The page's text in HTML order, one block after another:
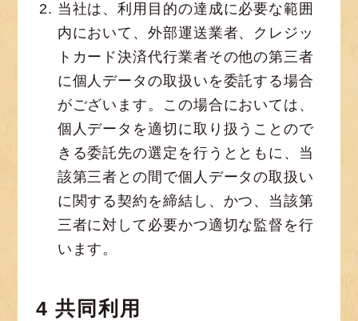
当社は、利用目的の達成に必要な範囲
内において、外部運送業者、クレジッ
トカード決済代行業者その他の第三者
に個人データの取扱いを委託する場合
がございます。この場合においては、
個人データを適切に取り扱うことので
きる委託先の選定を行うとともに、当
該第三者との間で個人データの取扱い
に関する契約を締結し、かつ、当該第
三者に対して必要かつ適切な監督を行
います。
4 共同利用